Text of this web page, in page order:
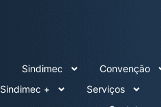
Sindimec Convenção
Sindimec +
Serviços